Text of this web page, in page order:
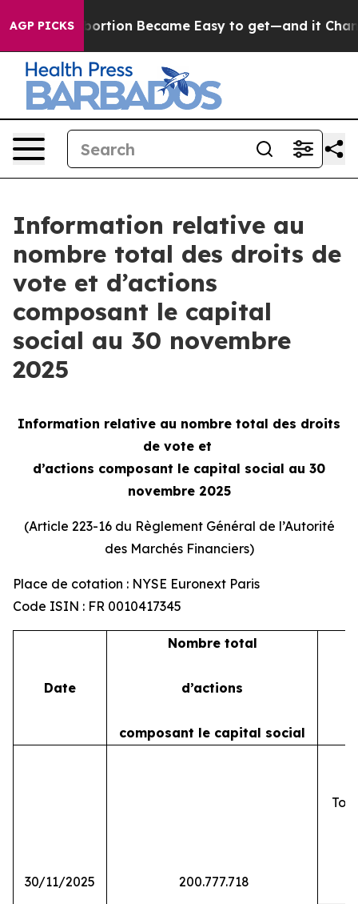
AGP PICKSAbortion Became Easy to get—and it
Information relative au
nombre total des droits de
vote et d’actions
composant le capital
social au 30 novembre
2025
Information relative au nombre total des droits
de vote et
d’actions composant le capital social au 30
novembre 2025
(Article 223-16 du Règlement Général de l’Autorité
des Marchés Financiers)
Place de cotation : NYSE Euronext Paris
Code ISIN : FR 0010417345
Date
Nombre total
d’actions
composant le capital social
30/11/2025 200.777.718